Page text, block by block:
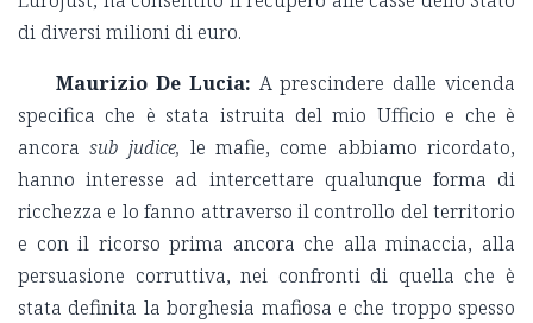
di diversi milioni di euro.
Maurizio De Lucia: A prescindere dalle vicenda
specifica che è stata istruita del mio Ufficio e che è
ancorasub judice, le mafie, come abbiamo ricordato,
hanno interesse ad intercettare qualunque forma di
ricchezza e lo fanno attraverso il controllo del territorio
e con il ricorso prima ancora che alla minaccia, alla
persuasione corruttiva, nei confronti di quella che è
stata definita la borghesia mafiosa e che troppo spesso